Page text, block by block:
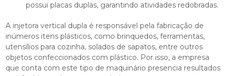
possui placas duplas, garantindo atividades redobradas.
A injetora vertical dupla é responsável pela fabricação de
inúmeros itens plásticos, como brinquedos, ferramentas,
utensílios para cozinha, solados de sapatos, entre outros
objetos confeccionados com plástico. Por isso, a empresa
que conta com este tipo de maquinário presencia resultados